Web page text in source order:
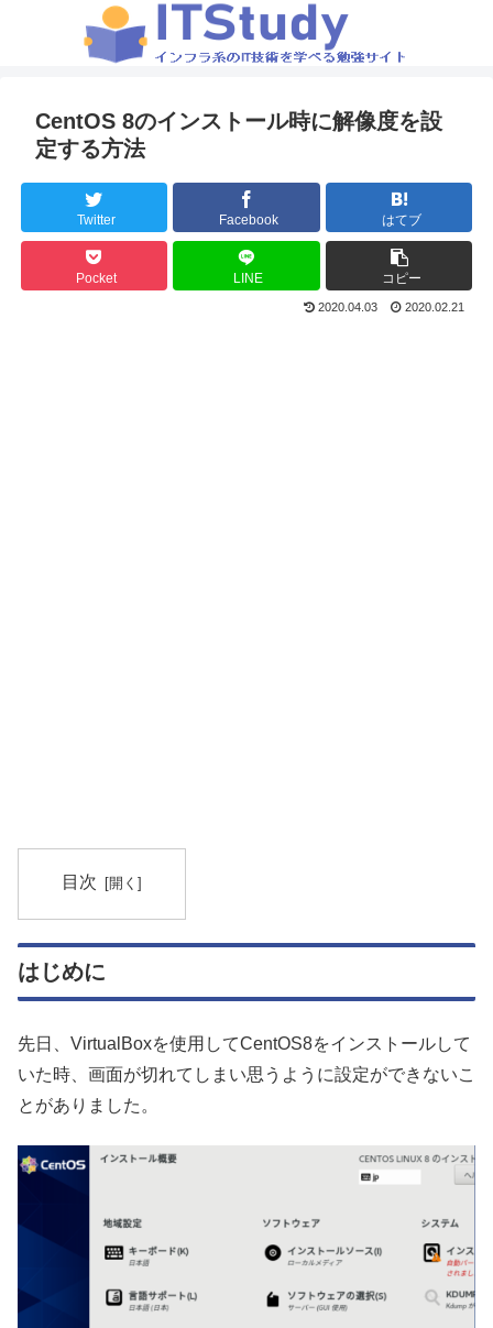
CentOS 8のインストール時に解像度を設
定する方法
Twitter Facebook はてブ
Pocket LINE コピー
2020.04.03 2020.02.21
目次
はじめに
先日、VirtualBoxを使用してCentOS8をインストールして
いた時、画面が切れてしまい思うように設定ができないこ
とがありました。